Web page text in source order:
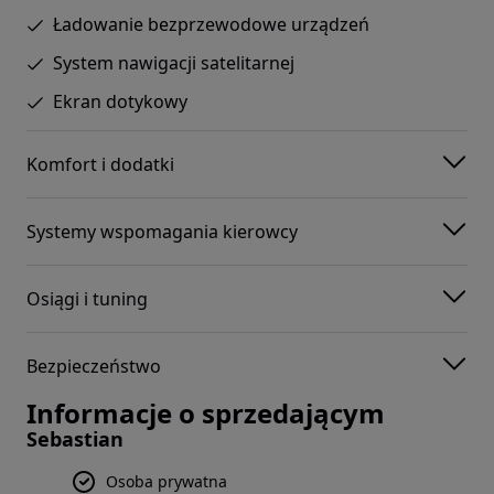
Ładowanie bezprzewodowe urządzeń
System nawigacji satelitarnej
Ekran dotykowy
Komfort i dodatki
Systemy wspomagania kierowcy
Osiągi i tuning
Bezpieczeństwo
Informacje o sprzedającym
Sebastian
Osoba prywatna